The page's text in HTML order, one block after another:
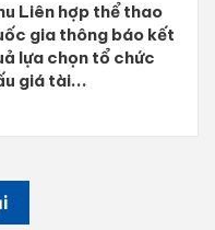
Liên hợp thể thao
gia thông báo kết
lựa chọn tổ chức
giá tài...